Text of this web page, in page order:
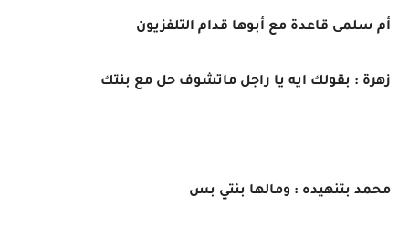
أم سلمى قاعدة مع أبوها قدام التلفزيون
زهرة : بقولك ايه يا راجل ماتشوف حل مع بنتك
محمد بتنهيده : ومالها بنتي بس